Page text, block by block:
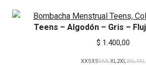
Teens – Algodón – Gris –
$ 1.400,00
XXSXSSMLXL2XL3XL4XL